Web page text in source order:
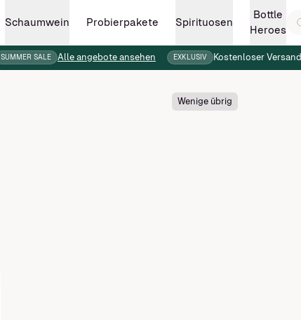
Schaumwein Probierpakete Spirituosen
Bottle
Heroes
SUMMER SALE Alle angebote ansehen EXKLUSIV Kostenloser Versand
Wenige übrig